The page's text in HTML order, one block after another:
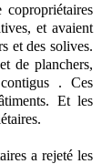
copropriétaires
et avaient
et des solives.
de planchers,
. Ces
Et les
a rejeté les